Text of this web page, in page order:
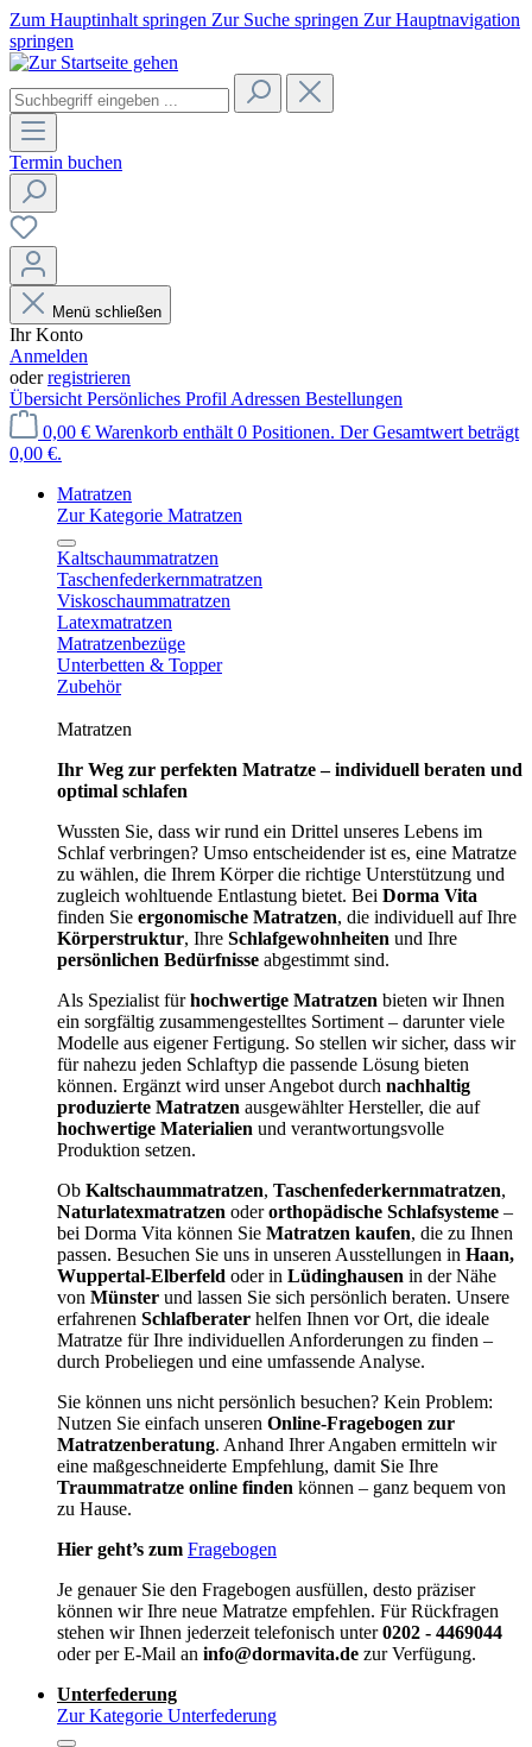
Zum Hauptinhalt springen Zur Suche springen Zur Hauptnavigation
springen
Termin buchen
Menü schließen
Ihr Konto
Anmelden
oderregistrieren
Übersicht Persönliches Profil Adressen Bestellungen
0,00 € Warenkorb enthält 0 Positionen. Der Gesamtwert beträgt
0,00 €.
Matratzen
Zur Kategorie Matratzen
Kaltschaummatratzen
Taschenfederkernmatratzen
Viskoschaummatratzen
Latexmatratzen
Matratzenbezüge
Unterbetten & Topper
Zubehör
Matratzen
Ihr Weg zur perfekten Matratze – individuell beraten und
optimal schlafen
Wussten Sie, dass wir rund ein Drittel unseres Lebens im
Schlaf verbringen? Umso entscheidender ist es, eine Matratze
zu wählen, die Ihrem Körper die richtige Unterstützung und
zugleich wohltuende Entlastung bietet. Bei Dorma Vita
finden Sie ergonomische Matratzen, die individuell auf Ihre
Körperstruktur, Ihre Schlafgewohnheiten und Ihre
persönlichen Bedürfnisse abgestimmt sind.
Als Spezialist fürhochwertige Matratzen bieten wir Ihnen
ein sorgfältig zusammengestelltes Sortiment – darunter viele
Modelle aus eigener Fertigung. So stellen wir sicher, dass wir
für nahezu jeden Schlaftyp die passende Lösung bieten
können. Ergänzt wird unser Angebot durch nachhaltig
produzierte Matratzen ausgewählter Hersteller, die auf
hochwertige Materialien und verantwortungsvolle
Produktion setzen.
Ob Kaltschaummatratzen, Taschenfederkernmatratzen,
Naturlatexmatratzen oderorthopädische Schlafsysteme –
bei Dorma Vita können Sie Matratzen kaufen, die zu Ihnen
passen. Besuchen Sie uns in unseren Ausstellungen in Haan,
Wuppertal-Elberfeld oder in Lüdinghausen in der Nähe
von Münster und lassen Sie sich persönlich beraten. Unsere
erfahrenen Schlafberater helfen Ihnen vor Ort, die ideale
Matratze für Ihre individuellen Anforderungen zu finden –
durch Probeliegen und eine umfassende Analyse.
Sie können uns nicht persönlich besuchen? Kein Problem:
Nutzen Sie einfach unseren Online-Fragebogen zur
Matratzenberatung. Anhand Ihrer Angaben ermitteln wir
eine maßgeschneiderte Empfehlung, damit Sie Ihre
Traummatratze online finden können – ganz bequem von
zu Hause.
Hier geht’s zum Fragebogen
Je genauer Sie den Fragebogen ausfüllen, desto präziser
können wir Ihre neue Matratze empfehlen. Für Rückfragen
stehen wir Ihnen jederzeit telefonisch unter0202 - 4469044
oder per E-Mail an info@dormavita.de zur Verfügung.
Unterfederung
Zur Kategorie Unterfederung